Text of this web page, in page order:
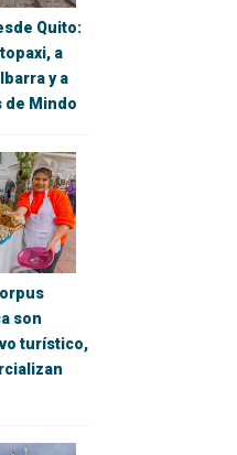
Quito:
a
y a
de Mindo
son
turístico,